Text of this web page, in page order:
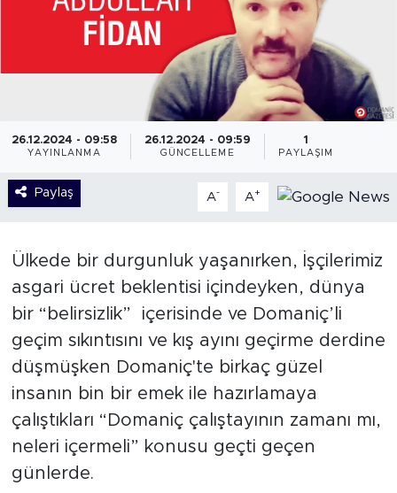
26.12.2024 - 09:58
YAYINLANMA
26.12.2024 - 09:59
GÜNCELLEME
1
PAYLAŞIM
Paylaş A- A+
Ülkede bir durgunluk yaşanırken, İşçilerimiz
asgari ücret beklentisi içindeyken, dünya
bir “belirsizlik” içerisinde ve Domaniç’li
geçim sıkıntısını ve kış ayını geçirme derdine
düşmüşken Domaniç'te birkaç güzel
insanın bin bir emek ile hazırlamaya
çalıştıkları “Domaniç çalıştayının zamanı mı,
neleri içermeli” konusu geçti geçen
günlerde.